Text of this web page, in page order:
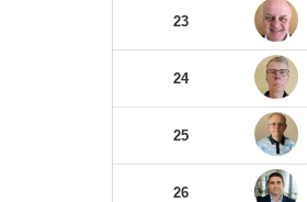
23
24
25
26